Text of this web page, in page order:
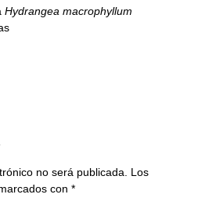
Hydrangea macrophyllum
no será publicada.
Los
con *